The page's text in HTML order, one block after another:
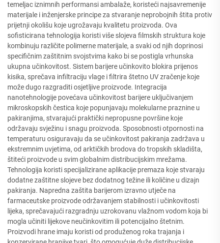
temeljac iznimnih performansi ambalaže, koristeći najsavremenije
materijale i inženjerske principe za stvaranje neprobojnih štita protiv
prijetnji okolišu koje ugrožavaju kvalitetu proizvoda. Ova
sofisticirana tehnologija koristi više slojeva filmskih struktura koje
kombinuju različite polimerne materijale, a svaki od njih doprinosi
specifičnim zaštitnim svojstvima kako bi se postigla vrhunska
ukupna učinkovitost. Sistem barijere učinkovito blokira prijenos
kisika, sprečava infiltraciju vlage i filtrira štetno UV zračenje koje
može dugo razgraditi osjetljive proizvode. Integracija
nanotehnologije povećava učinkovitost barijere uključivanjem
mikroskopskih čestica koje popunjavaju molekularne praznine u
pakiranjima, stvarajući praktički nepropusne površine koje
održavaju svježinu i snagu proizvoda. Sposobnosti otpornosti na
temperaturu osiguravaju da se učinkovitost pakiranja zadržava u
ekstremnim uvjetima, od arktičkih brodova do tropskih skladišta,
štiteći proizvode u svim globalnim distribucijskim mrežama.
Tehnologija koristi specijalizirane aplikacije premaza koje stvaraju
dodatne zaštitne slojeve bez dodatnog težine ili količine u dizajn
pakiranja. Napredna zaštita barijerom izravno utječe na
farmaceutske proizvode održavanjem stabilnosti i učinkovitosti
lijeka, sprečavajući razgradnju uzrokovanu vlažnom vodom koja bi
mogla učiniti lijekove neučinkovitim ili potencijalno štetnim.
Proizvodi hrane imaju koristi od produženog roka trajanja i